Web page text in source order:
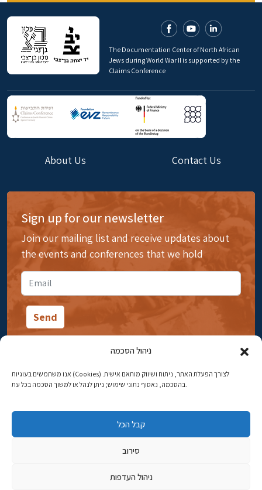
ניהול הסכמה
אנו משתמשים בעוגיות (Cookies) לצורך הפעלת האתר, ניתוח ושיווק מותאם אישית.
בהסכמה, נאסוף נתוני שימוש; ניתן לנהל או למשוך הסכמה בכל עת.
קבל הכל
סירוב
ניהול העדפות
The Documentation Center of North African
Jews during World War II is supported by the
Claims Conference
About Us Contact Us
Sign up for our newsletter
Join our mailing list and receive updates about
the events and conferences that we hold
14 Ibn Gabirol Street, Rehavia, Jerusalem
najww2@ybz.org.il